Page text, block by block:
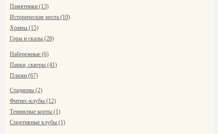
Памятники (13)
Исторические места (10)
Храмы (15)
Горы и скалы (28)
Набережные (6)
Парки, скверы (41)
Пляжи (67)
Стадионы (2)
Фитнес-клубы (12)
Теннисные корты (1)
Спортивные клубы (1)